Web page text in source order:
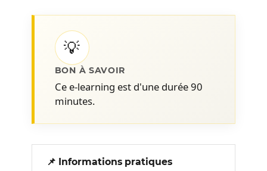
sécurité selon les dangers reliés aux
produits.
💡
BON À SAVOIR
Ce e-learning est d'une durée 90
minutes.
📌 Informations pratiques